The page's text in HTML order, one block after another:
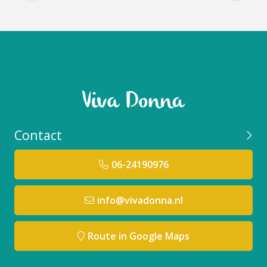
Kokosolie trekt snel in je huid en helpt je huid te
koelen. Mangoboter is een heel lichte boter die diep
in je huid trekt en daar je huid extra hydrateert en
helpt soepel te houden. Samen helpen ze je zonnige
tintje nog langer vast te houden en extra glans te
geven.
Gebruik je vette body cream of body oil vooral als je
Contact
06-24190976
info@vivadonna.nl
Route in Google Maps